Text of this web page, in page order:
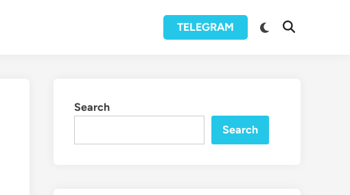
TELEGRAM
Switch
Open
Search
Search